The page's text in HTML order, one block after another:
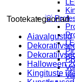
💡
Tootekategooriad
Aiavalgustid
Halloween
Kingituste